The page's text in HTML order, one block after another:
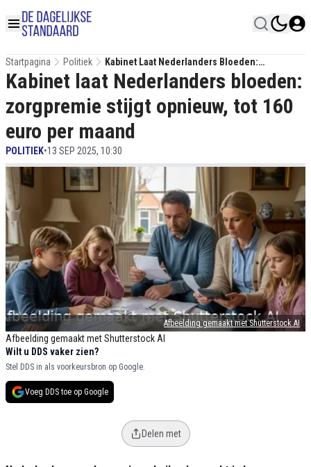
Startpagina Politiek
Kabinet Laat Nederlanders Bloeden:
Zorgpremie Stijgt Opnieuw, Tot 160 Euro Per
Maand
Afbeelding gemaakt met Shutterstock AI
Afbeelding gemaakt met Shutterstock AI
Kabinet laat Nederlanders bloeden:
zorgpremie stijgt opnieuw, tot 160
euro per maand
POLITIEK•13 SEP 2025, 10:30
Wilt u DDS vaker zien?
Stel DDS in als voorkeursbron op Google.
Voeg DDS toe op Google
Delen met